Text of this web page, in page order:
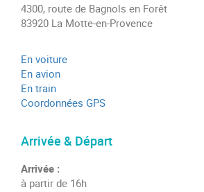
4300, route de Bagnols en Forêt
83920 La Motte-en-Provence
En voiture
En avion
En train
Coordonnées GPS
Arrivée & Départ
Arrivée :
à partir de 16h